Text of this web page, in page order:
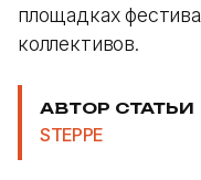
площадках
коллективов.
АВТОР СТАТЬИ
STEPPE